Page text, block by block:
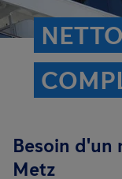
Besoin d'un
Metz